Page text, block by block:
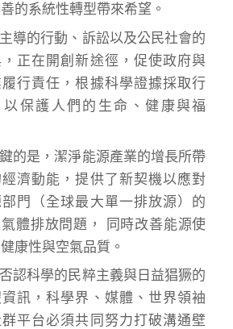
的系統性轉型帶來希望。
導的行動、訴訟以及公民社會的
正在開創新途徑，促使政府與
行責任，根據科學證據採取行
以保護人們的生命、健康與福
的是，潔淨能源產業的增長所帶
濟動能，提供了新契機以應對
門（全球最大單一排放源）的
體排放問題， 同時改善能源使
康性與空氣品質。
認科學的民粹主義與日益猖獗的
訊，科學界、媒體、世界領袖
平台必須共同努力打破溝通壁